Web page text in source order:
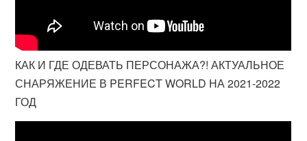
КАК И ГДЕ ОДЕВАТЬ ПЕРСОНАЖА?! АКТУАЛЬНОЕ
СНАРЯЖЕНИЕ В PERFECT WORLD НА 2021-2022
ГОД